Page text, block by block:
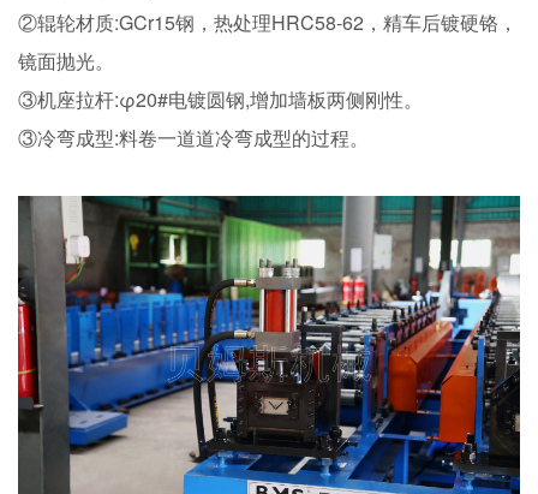
②辊轮材质:GCr15钢，热处理HRC58-62，精车后镀硬铬，
镜面抛光。
③机座拉杆:φ20#电镀圆钢,增加墙板两侧刚性。
③冷弯成型:料卷一道道冷弯成型的过程。